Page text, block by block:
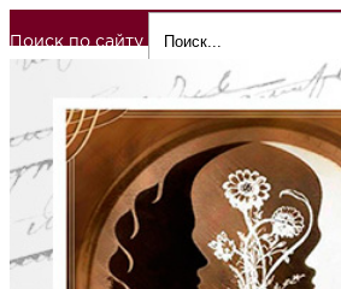
Поиск по сайту